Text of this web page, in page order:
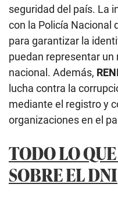
seguridad del país. La
con la Policía Nacional
para garantizar la
puedan representar un
nacional. Además,
lucha contra la
mediante el registro y
organizaciones en el
TODO LO
SOBRE EL DNI